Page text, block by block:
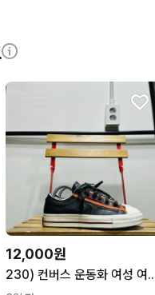
12,000원
230) 컨버스 운동화 여성